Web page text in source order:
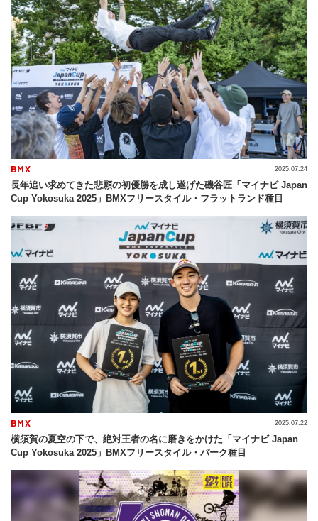
BMX
長年追い求めてきた悲願の初優勝を成し遂げた磯谷匠「マイナビ Japan
Cup Yokosuka 2025」BMXフリースタイル・フラットランド種目
2025.07.24
BMX
横須賀の夏空の下で、絶対王者の名に磨きをかけた「マイナビ Japan
Cup Yokosuka 2025」BMXフリースタイル・パーク種目
2025.07.22